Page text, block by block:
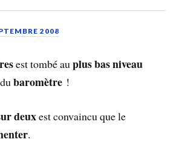
2008
est tombé auplus bas niveau
baromètre !
deuxest convaincu que le
.